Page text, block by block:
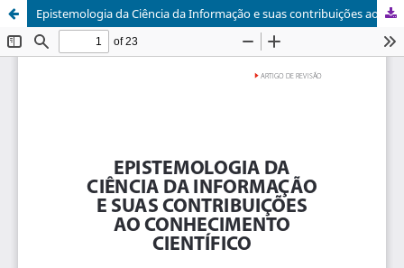
Epistemologia da Ciência da Informação e suas contribuições ao conhecimento científico